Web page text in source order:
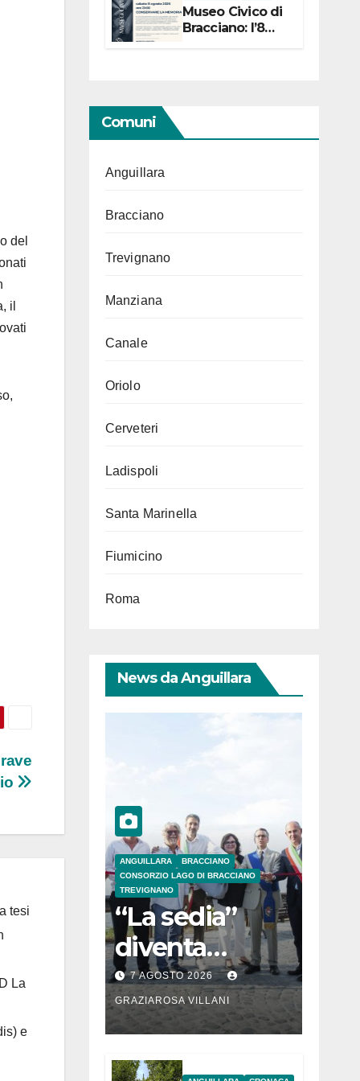
del
il
tesi
La
e
Museo Civico di
Bracciano: l’8
Comuni
Anguillara
Bracciano
Trevignano
Manziana
Canale
Oriolo
Cerveteri
Ladispoli
Santa Marinella
Fiumicino
Roma
News da Anguillara
ANGUILLARA
BRACCIANO
CONSORZIO LAGO DI BRACCIANO
TREVIGNANO
“La sedia”
diventa
Belvedere sul
lago di
Bracciano: ieri
l’inaugurazion
7 AGOSTO 2026
GRAZIAROSA VILLANI